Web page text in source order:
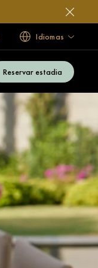
Idiomas
Reservar estadia